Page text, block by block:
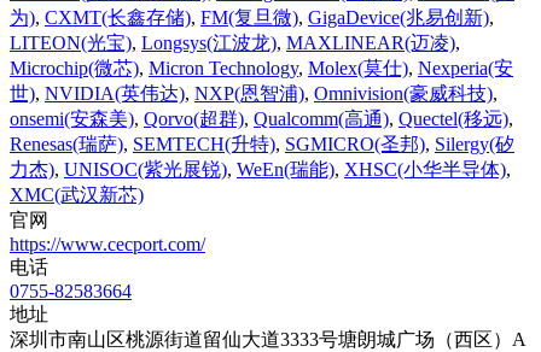
为), CXMT(长鑫存储), FM(复旦微), GigaDevice(兆易创新),
LITEON(光宝), Longsys(江波龙), MAXLINEAR(迈凌),
Microchip(微芯), Micron Technology, Molex(莫仕), Nexperia(安
世), NVIDIA(英伟达), NXP(恩智浦), Omnivision(豪威科技),
onsemi(安森美), Qorvo(超群), Qualcomm(高通), Quectel(移远),
Renesas(瑞萨), SEMTECH(升特), SGMICRO(圣邦), Silergy(矽
力杰), UNISOC(紫光展锐), WeEn(瑞能), XHSC(小华半导体),
XMC(武汉新芯)
官网
https://www.cecport.com/
电话
0755-82583664
地址
深圳市南山区桃源街道留仙大道3333号塘朗城广场（西区）A